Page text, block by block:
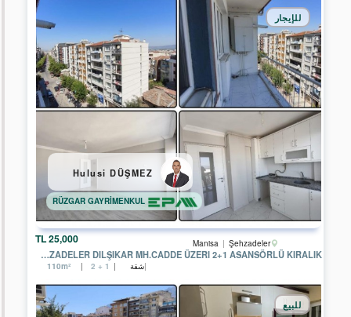
أرض
مخصصة
للصناعه
فقط
أرض
مختلفة
شقة
مستودع
الشركات
EPA
YAŞAMKENT
EPA
ÇANKAYA
25,000 TL Manisa Şehzadeler
MANISA ŞEHZADELER DILŞIKAR MH.CADDE ÜZERI 2+1 ASANSÖRLÜ KIRALIK
للإيجار
شقة 110m² 2 + 1
Hulusi DÜŞMEZ
للبيع